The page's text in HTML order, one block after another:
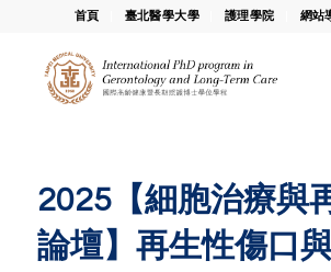
首頁 臺北醫學大學 護理學院 網站
2025【細胞治療與
論壇】再生性傷口